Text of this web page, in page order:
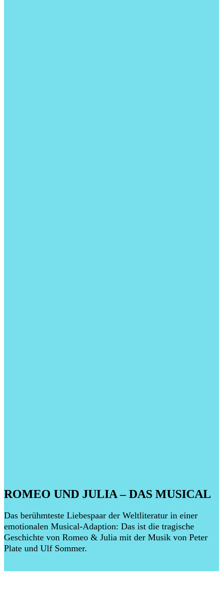
ROMEO UND JULIA – DAS MUSICAL
Das berühmteste Liebespaar der Weltliteratur in einer
emotionalen Musical-Adaption: Das ist die tragische
Geschichte von Romeo & Julia mit der Musik von Peter
Plate und Ulf Sommer.